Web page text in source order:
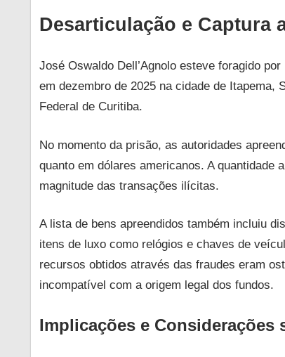
Desarticulação e Captura
José Oswaldo Dell’Agnolo esteve foragido
em dezembro de 2025 na cidade de Itapema,
Federal de Curitiba.
No momento da prisão, as autoridades
quanto em dólares americanos. A quantidade
magnitude das transações ilícitas.
A lista de bens apreendidos também incluiu
itens de luxo como relógios e chaves de
recursos obtidos através das fraudes eram
incompatível com a origem legal dos fundos.
Implicações e Considerações